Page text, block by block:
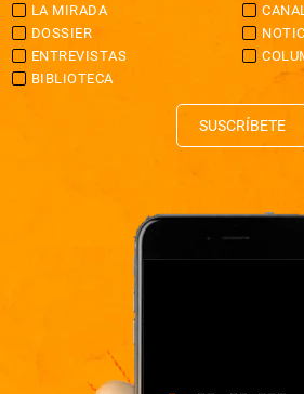
LA MIRADA
DOSSIER
ENTREVISTAS
BIBLIOTECA
SUSCRÍBETE